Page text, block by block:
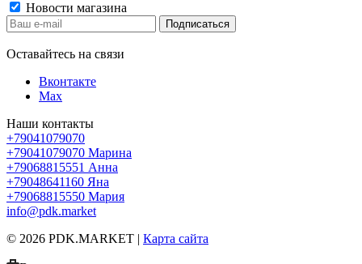
Новости магазина
Оставайтесь на связи
Вконтакте
Max
Наши контакты
+79041079070
+79041079070 Марина
+79068815551 Анна
+79048641160 Яна
+79068815550 Мария
info@pdk.market
© 2026 PDK.MARKET | Карта сайта